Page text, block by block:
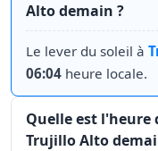
Alto demain ?
Le lever du soleil à
06:04 heure locale.
Quelle est l'heure
Trujillo Alto